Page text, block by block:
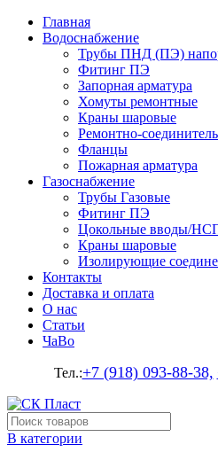
Главная
Водоснабжение
Трубы ПНД (ПЭ)
Фитинг ПЭ
Запорная арматура
Хомуты ремонтные
Краны шаровые
Ремонтно-
Фланцы
Пожарная арматура
Газоснабжение
Трубы Газовые
Фитинг ПЭ
Цокольные вводы/
Краны шаровые
Изолирующие
Контакты
Доставка и оплата
О нас
Статьи
ЧаВо
Тел.:+7 (918) 093-88-38,
В категории